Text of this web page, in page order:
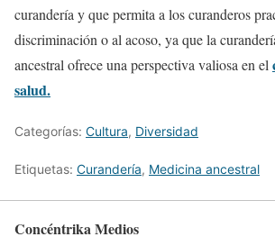
curandería y que permita a los curanderos
discriminación o al acoso, ya que la
ancestral ofrece una perspectiva valiosa en el
salud.
Categorías: Cultura, Diversidad
Etiquetas: Curandería, Medicina ancestral
Concéntrika Medios